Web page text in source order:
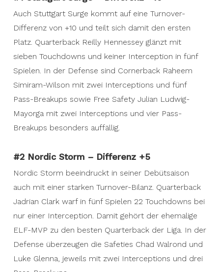
Auch Stuttgart Surge kommt auf eine Turnover-
Differenz von +10 und teilt sich damit den ersten
Platz. Quarterback Reilly Hennessey glänzt mit
sieben Touchdowns und keiner Interception in fünf
Spielen. In der Defense sind Cornerback Raheem
Simiram-Wilson mit zwei Interceptions und fünf
Pass-Breakups sowie Free Safety Julian Ludwig-
Mayorga mit zwei Interceptions und vier Pass-
Breakups besonders auffällig.
#2 Nordic Storm – Differenz +5
Nordic Storm beeindruckt in seiner Debütsaison
auch mit einer starken Turnover-Bilanz. Quarterback
Jadrian Clark warf in fünf Spielen 22 Touchdowns bei
nur einer Interception. Damit gehört der ehemalige
ELF-MVP zu den besten Quarterback der Liga. In der
Defense überzeugen die Safeties Chad Walrond und
Luke Glenna, jeweils mit zwei Interceptions und drei